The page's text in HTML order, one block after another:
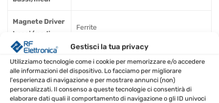
Gestisci la tua privacy
Utilizziamo tecnologie come i cookie per memorizzare e/o accedere
alle informazioni del dispositivo. Lo facciamo per migliorare
l'esperienza di navigazione e per mostrare annunci (non)
personalizzati. Il consenso a queste tecnologie ci consentirà di
elaborare dati quali il comportamento di navigazione o gli ID univoci
Magnete Driver
bassi/medi
Ferrite
Driver HF
Dimensione
Driver HF
25,4 mm